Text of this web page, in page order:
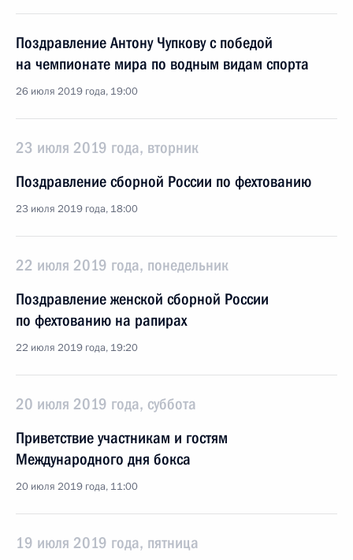
Поздравление Антону Чупкову с победой
на чемпионате мира по водным видам спорта
26 июля 2019 года, 19:00
23 июля 2019 года, вторник
Поздравление сборной России по фехтованию
23 июля 2019 года, 18:00
22 июля 2019 года, понедельник
Поздравление женской сборной России
по фехтованию на рапирах
22 июля 2019 года, 19:20
20 июля 2019 года, суббота
Приветствие участникам и гостям
Международного дня бокса
20 июля 2019 года, 11:00
19 июля 2019 года, пятница